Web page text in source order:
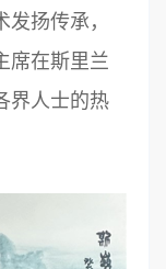
扬传承，
席在斯里兰
界人士的热